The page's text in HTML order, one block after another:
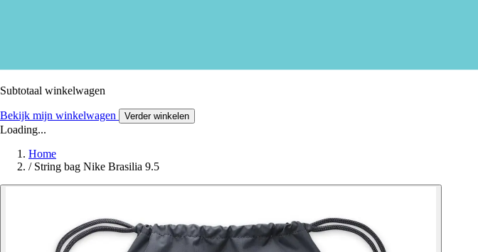
Subtotaal winkelwagen
Bekijk mijn winkelwagen Verder winkelen
Loading...
Home
/ String bag Nike Brasilia 9.5